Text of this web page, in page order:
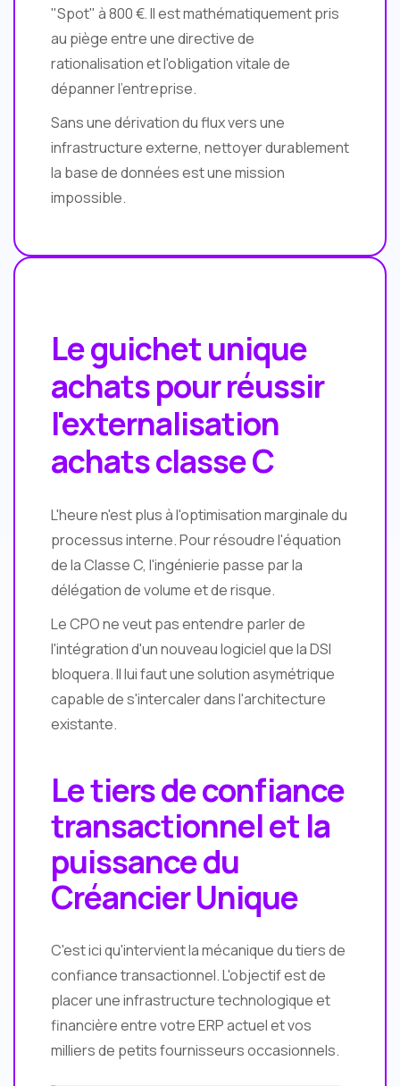
"Spot" à 800 €. Il est mathématiquement pris
au piège entre une directive de
rationalisation et l'obligation vitale de
dépanner l'entreprise.
Sans une dérivation du flux vers une
infrastructure externe, nettoyer durablement
la base de données est une mission
impossible.
Le guichet unique
achats pour réussir
l'externalisation
achats classe C
L'heure n'est plus à l'optimisation marginale du
processus interne. Pour résoudre l'équation
de la Classe C, l'ingénierie passe par la
délégation de volume et de risque.
Le CPO ne veut pas entendre parler de
l'intégration d'un nouveau logiciel que la DSI
bloquera. Il lui faut une solution asymétrique
capable de s'intercaler dans l'architecture
existante.
Le tiers de confiance
transactionnel et la
puissance du
Créancier Unique
C'est ici qu'intervient la mécanique du tiers de
confiance transactionnel. L'objectif est de
placer une infrastructure technologique et
financière entre votre ERP actuel et vos
milliers de petits fournisseurs occasionnels.